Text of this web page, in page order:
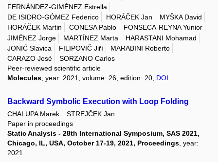
FERNÁNDEZ-GIMÉNEZ Estrella
DE ISIDRO-GÓMEZ Federico
HORÁČEK Jan
MYŠKA David
HORÁČEK Martin
CONESA Pablo
FONSECA-REYNA Yunior
JIMÉNEZ Jorge
MARTÍNEZ Marta
HARASTANI Mohamad
JONIĆ Slavica
FILIPOVIČ Jiří
MARABINI Roberto
CARAZO José
SORZANO Carlos
Peer-reviewed scientific article
Molecules, year: 2021, volume: 26, edition: 20, DOI
Backward Symbolic Execution with Loop Folding
CHALUPA Marek
STREJČEK Jan
Paper in proceedings
Static Analysis - 28th International Symposium, SAS 2021,
Chicago, IL, USA, October 17-19, 2021, Proceedings , year:
2021